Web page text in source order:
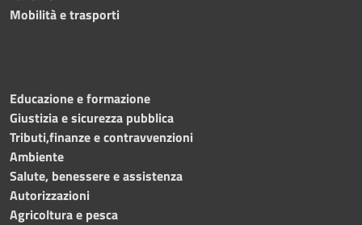
Mobilità e trasporti
Educazione e formazione
Giustizia e sicurezza pubblica
Tributi,finanze e contravvenzioni
Ambiente
Salute, benessere e assistenza
Autorizzazioni
Agricoltura e pesca